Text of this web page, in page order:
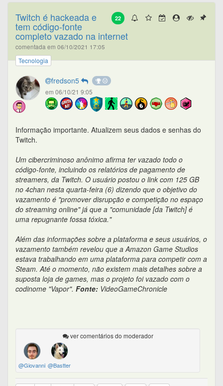
22
Twitch é hackeada e
tem código-fonte
completo vazado na internet
comentada em 06/10/2021 17:05
Tecnologia
fredson5
em 06/10/21 9:05
Informação importante. Atualizem seus dados e senhas do
Twitch.
Um cibercriminoso anônimo afirma ter vazado todo o
código-fonte, incluindo os relatórios de pagamento de
streamers, da Twitch. O usuário postou o link com 125 GB
no 4chan nesta quarta-feira (6) dizendo que o objetivo do
vazamento é "promover disrupção e competição no espaço
do streaming online" já que a "comunidade [da Twitch] é
uma repugnante fossa tóxica."
Além das informações sobre a plataforma e seus usuários, o
vazamento também revelou que a Amazon Game Studios
estava trabalhando em uma plataforma para competir com a
Steam. Até o momento, não existem mais detalhes sobre a
suposta loja de games, mas o projeto foi vazado com o
codinome "Vapor". Fonte: VideoGameChronicle
ver comentários do moderador
@Giovanni @Bastter